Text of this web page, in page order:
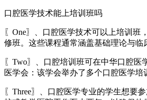
口腔医学技术能上培训班吗
〖One〗、口腔医学技术可以上培训
修班。这些课程通常涵盖基础理论与
〖Two〗、口腔培训班可在中华口腔
医学会：该学会举办了多个口腔医学培
〖Three〗、口腔医学专业的学生想要